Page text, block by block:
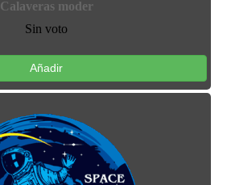
Calaveras moder
Sin voto
Añadir